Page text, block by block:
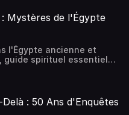
qui ont marqué ces
par Sandy
Dailler.Music / Sound
par
politique-de-
Mystères de l'Égypte
l'Égypte ancienne et
guide spirituel essentiel
éternel dans le Champ
ce manuscrit unique
Sandy
Dailler.Music / Sound
: 50 Ans d'Enquêtes